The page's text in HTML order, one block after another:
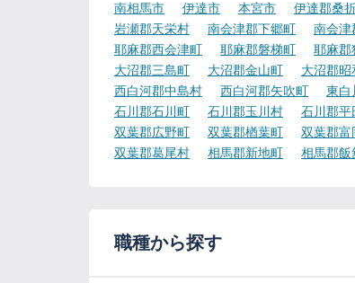
南相馬市
伊達市 本宮市 伊達郡桑
岩瀬郡天栄村
南会津郡下郷町 南会津
耶麻郡西会津町
耶麻郡磐梯町 耶麻郡
大沼郡三島町
大沼郡金山町 大沼郡昭
西白河郡中島村
西白河郡矢吹町 東白
石川郡石川町
石川郡玉川村 石川郡平
双葉郡広野町
双葉郡楢葉町 双葉郡富
双葉郡葛尾村
相馬郡新地町 相馬郡飯
職種から探す